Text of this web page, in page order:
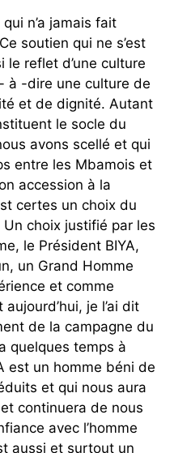
n’a jamais fait
soutien qui ne s’est
le reflet d’une culture
à -dire une culture de
et de dignité. Autant
le socle du
avons scellé et qui
entre les Mbamois et
accession à la
certes un choix du
choix justifié par les
le Président BIYA,
un Grand Homme
et comme
je l’ai dit
de la campagne du
quelques temps à
est un homme béni de
et qui nous aura
continuera de nous
avec l’homme
aussi et surtout un